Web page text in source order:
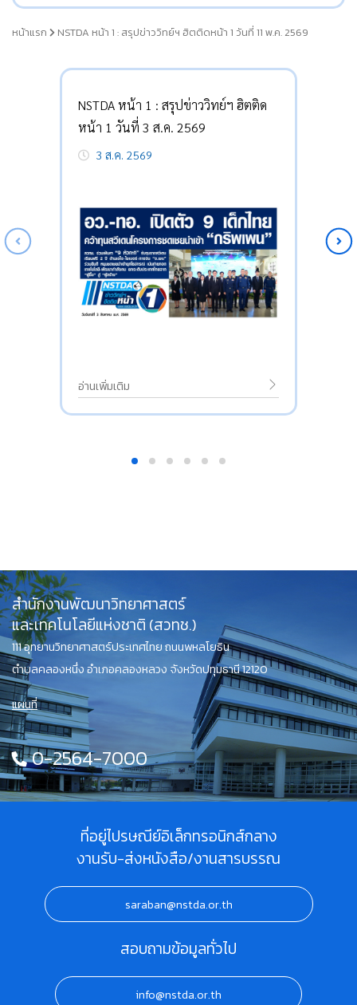
หน้าแรก NSTDA หน้า 1 : สรุปข่าววิทย์ฯ ฮิตติดหน้า 1 วันที่ 11 พ.ค. 2569
NSTDA หน้า 1 : สรุปข่าววิทย์ฯ ฮิตติด
หน้า 1 วันที่ 3 ส.ค. 2569
3 ส.ค. 2569
อ่านเพิ่มเติม
สำนักงานพัฒนาวิทยาศาสตร์
และเทคโนโลยีแห่งชาติ (สวทช.)
111 อุทยานวิทยาศาสตร์ประเทศไทย ถนนพหลโยธิน
ตำบลคลองหนึ่ง อำเภอคลองหลวง จังหวัดปทุมธานี 12120
แผนที่
0-2564-7000
ที่อยู่ไปรษณีย์อิเล็กทรอนิกส์กลาง
งานรับ-ส่งหนังสือ/งานสารบรรณ
saraban@nstda.or.th
สอบถามข้อมูลทั่วไป
info@nstda.or.th